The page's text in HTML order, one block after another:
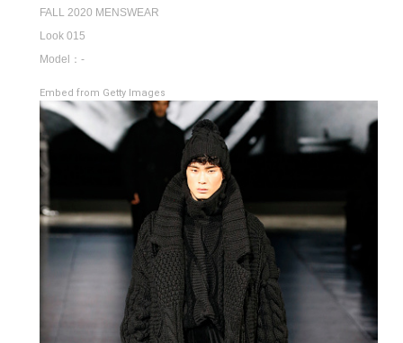
FALL 2020 MENSWEAR
Look 015
Model：-
Embed from Getty Images